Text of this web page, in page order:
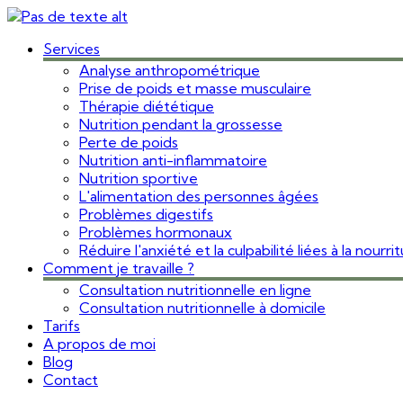
Services
Analyse anthropométrique
Prise de poids et masse musculaire
Thérapie diététique
Nutrition pendant la grossesse
Perte de poids
Nutrition anti-inflammatoire
Nutrition sportive
L'alimentation des personnes âgées
Problèmes digestifs
Problèmes hormonaux
Réduire l'anxiété et la culpabilité liées à la
Comment je travaille ?
Consultation nutritionnelle en ligne
Consultation nutritionnelle à domicile
Tarifs
A propos de moi
Blog
Contact